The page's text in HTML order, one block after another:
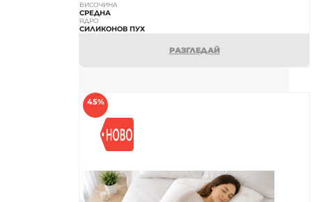
ВИСОЧИНА
СРЕДНА
ЯДРО
СИЛИКОНОВ ПУХ
РАЗГЛЕДАЙ
45%